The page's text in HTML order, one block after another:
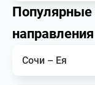
Сочи – Ея